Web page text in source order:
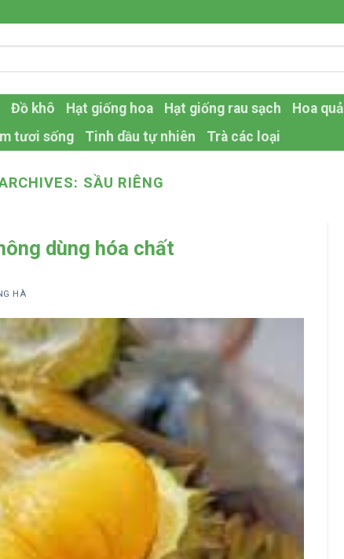
Đồ khô Hạt giống hoa Hạt giống rau sạch Hoa quả
tươi sống Tinh dầu tự nhiên Trà các loại
SẦU RIÊNG
dùng hóa chất
HÀ